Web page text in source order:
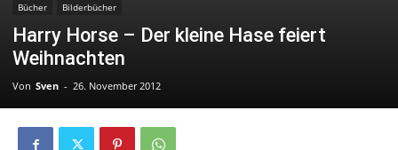
Bücher Bilderbücher
Harry Horse – Der kleine Hase feiert
Weihnachten
Von Sven - 26. November 2012